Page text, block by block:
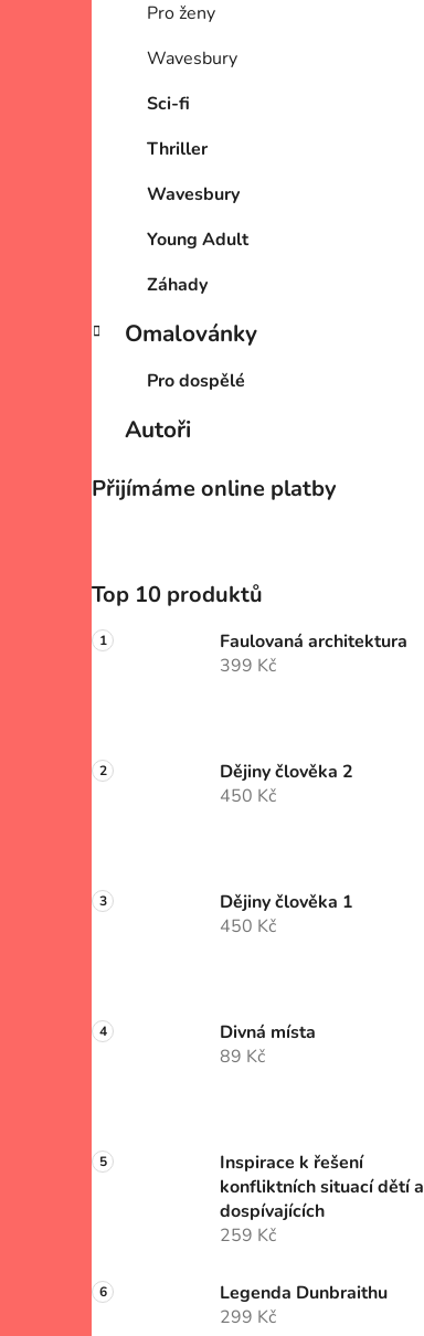
Pro ženy
Wavesbury
Sci-fi
Thriller
Wavesbury
Young Adult
Záhady
Omalovánky
Pro dospělé
Autoři
Přijímáme online platby
Top 10 produktů
Faulovaná architektura
399 Kč
Dějiny člověka 2
450 Kč
Dějiny člověka 1
450 Kč
Divná místa
89 Kč
Inspirace k řešení
konfliktních situací dětí a
dospívajících
259 Kč
Legenda Dunbraithu
299 Kč